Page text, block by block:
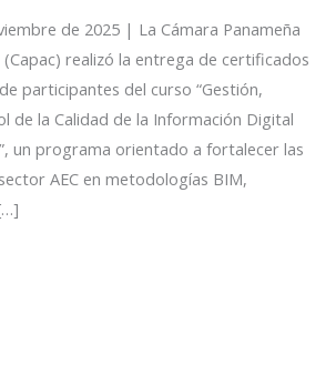
de 2025 | La Cámara Panameña
realizó la entrega de certificados
participantes del curso “Gestión,
de la Calidad de la Información Digital
un programa orientado a fortalecer las
AEC en metodologías BIM,